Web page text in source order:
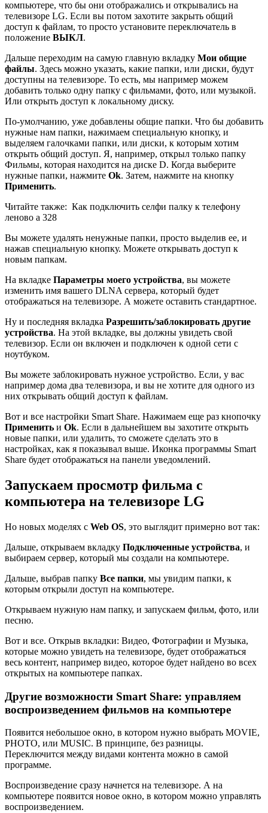
компьютере, что бы они отображались и открывались на
телевизоре LG. Если вы потом захотите закрыть общий
доступ к файлам, то просто установите переключатель в
положение ВЫКЛ.
Дальше переходим на самую главную вкладку Мои общие
файлы. Здесь можно указать, какие папки, или диски, будут
доступны на телевизоре. То есть, мы например можем
добавить только одну папку с фильмами, фото, или музыкой.
Или открыть доступ к локальному диску.
По-умолчанию, уже добавлены общие папки. Что бы добавить
нужные нам папки, нажимаем специальную кнопку, и
выделяем галочками папки, или диски, к которым хотим
открыть общий доступ. Я, например, открыл только папку
Фильмы, которая находится на диске D. Когда выберите
нужные папки, нажмите Ok. Затем, нажмите на кнопку
Применить.
Читайте также: Как подключить селфи палку к телефону
леново а 328
Вы можете удалять ненужные папки, просто выделив ее, и
нажав специальную кнопку. Можете открывать доступ к
новым папкам.
На вкладке Параметры моего устройства, вы можете
изменить имя вашего DLNA сервера, который будет
отображаться на телевизоре. А можете оставить стандартное.
Ну и последняя вкладка Разрешить/заблокировать другие
устройства. На этой вкладке, вы должны увидеть свой
телевизор. Если он включен и подключен к одной сети с
ноутбуком.
Вы можете заблокировать нужное устройство. Если, у вас
например дома два телевизора, и вы не хотите для одного из
них открывать общий доступ к файлам.
Вот и все настройки Smart Share. Нажимаем еще раз кнопочку
Применить и Ok. Если в дальнейшем вы захотите открыть
новые папки, или удалить, то сможете сделать это в
настройках, как я показывал выше. Иконка программы Smart
Share будет отображаться на панели уведомлений.
Запускаем просмотр фильма с
компьютера на телевизоре LG
Но новых моделях с Web OS, это выглядит примерно вот так:
Дальше, открываем вкладку Подключенные устройства, и
выбираем сервер, который мы создали на компьютере.
Дальше, выбрав папку Все папки, мы увидим папки, к
которым открыли доступ на компьютере.
Открываем нужную нам папку, и запускаем фильм, фото, или
песню.
Вот и все. Открыв вкладки: Видео, Фотографии и Музыка,
которые можно увидеть на телевизоре, будет отображаться
весь контент, например видео, которое будет найдено во всех
открытых на компьютере папках.
Другие возможности Smart Share: управляем
воспроизведением фильмов на компьютере
Появится небольшое окно, в котором нужно выбрать MOVIE,
PHOTO, или MUSIC. В принципе, без разницы.
Переключится между видами контента можно в самой
программе.
Воспроизведение сразу начнется на телевизоре. А на
компьютере появится новое окно, в котором можно управлять
воспроизведением.